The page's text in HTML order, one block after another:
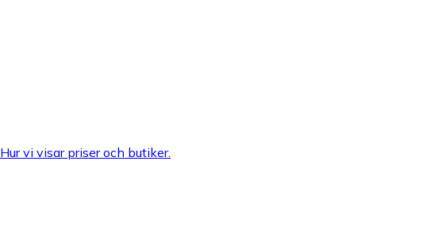
Hur vi visar priser och butiker.